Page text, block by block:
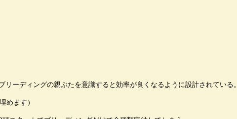
リーディングの親ぶたを意識すると効率が良くなるように設計されている。
めます）